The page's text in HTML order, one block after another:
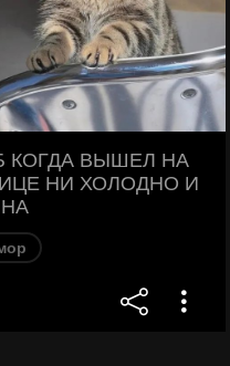
КОГДА ВЫШЕЛ НА
НИ ХОЛОДНО И